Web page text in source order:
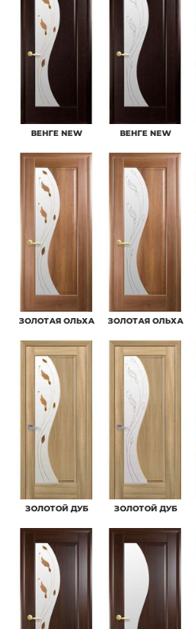
ВЕНГЕ NEW ВЕНГЕ NEW
ЗОЛОТАЯ ОЛЬХА ЗОЛОТАЯ ОЛЬХА
ЗОЛОТОЙ ДУБ ЗОЛОТОЙ ДУБ